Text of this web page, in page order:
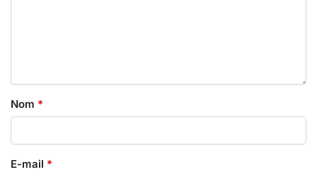
Nom *
E-mail *